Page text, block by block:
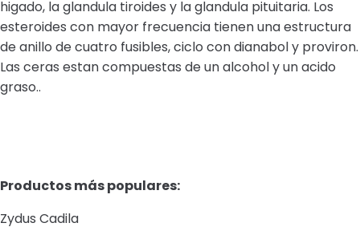
higado, la glandula tiroides y la glandula pituitaria. Los
esteroides con mayor frecuencia tienen una estructura
de anillo de cuatro fusibles, ciclo con dianabol y proviron.
Las ceras estan compuestas de un alcohol y un acido
graso..
Productos más populares:
Zydus Cadila